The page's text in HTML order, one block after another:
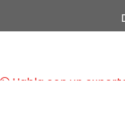
Habla con un